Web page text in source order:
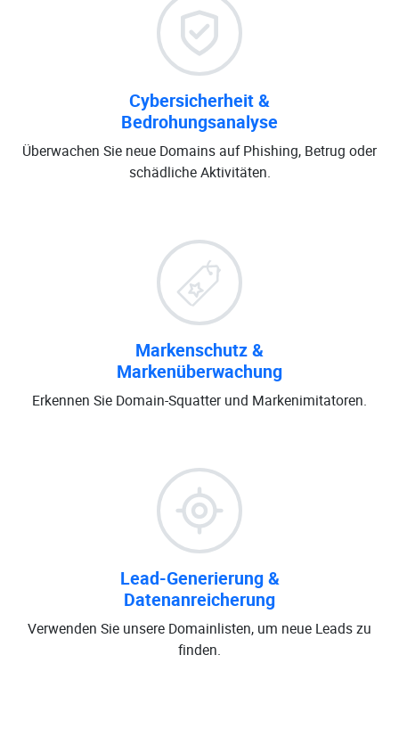
Cybersicherheit &
Bedrohungsanalyse
Überwachen Sie neue Domains auf Phishing, Betrug oder
schädliche Aktivitäten.
Markenschutz &
Markenüberwachung
Erkennen Sie Domain-Squatter und Markenimitatoren.
Lead-Generierung &
Datenanreicherung
Verwenden Sie unsere Domainlisten, um neue Leads zu
finden.